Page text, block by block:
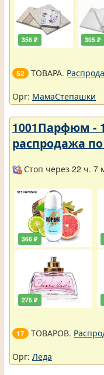
356 ₽ 305 ₽
52 ТОВАРА.
Орг: МамаСтепашки
1001Парфюм -
распродажа
Стоп через 22 ч. 7
366 ₽
275 ₽
17 ТОВАРОВ.
Орг: Леда